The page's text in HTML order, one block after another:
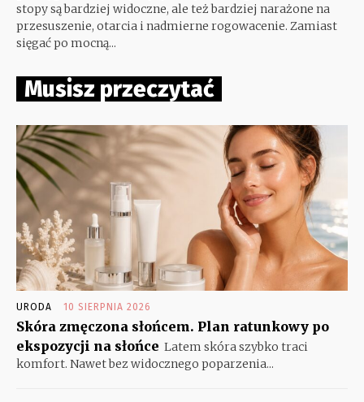
stopy są bardziej widoczne, ale też bardziej narażone na
przesuszenie, otarcia i nadmierne rogowacenie. Zamiast
sięgać po mocną...
Musisz przeczytać
URODA 10 SIERPNIA 2026
Skóra zmęczona słońcem. Plan ratunkowy po
ekspozycji na słońce Latem skóra szybko traci
komfort. Nawet bez widocznego poparzenia...